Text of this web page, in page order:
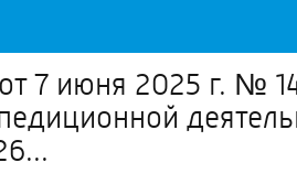
7 июня 2025 г. №